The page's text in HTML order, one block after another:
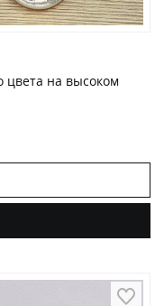
цвета на высоком